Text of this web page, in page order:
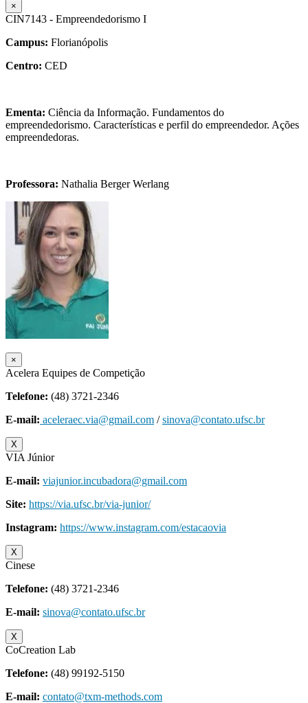
×
CIN7143 - Empreendedorismo I
Campus: Florianópolis
Centro: CED
Ementa: Ciência da Informação. Fundamentos do
empreendedorismo. Características e perfil do empreendedor. Ações
empreendedoras.
Professora: Nathalia Berger Werlang
×
Acelera Equipes de Competição
Telefone: (48) 3721-2346
E-mail: aceleraec.via@gmail.com /sinova@contato.ufsc.br
X
VIA Júnior
E-mail: viajunior.incubadora@gmail.com
Site: https://via.ufsc.br/via-junior/
Instagram: https://www.instagram.com/estacaovia
X
Cinese
Telefone: (48) 3721-2346
E-mail: sinova@contato.ufsc.br
X
CoCreation Lab
Telefone: (48) 99192-5150
E-mail: contato@txm-methods.com